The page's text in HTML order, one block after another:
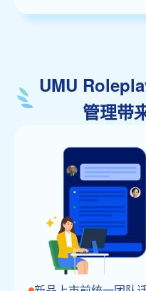
UMU
管理带